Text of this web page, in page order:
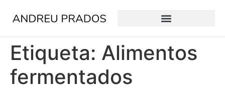
Etiqueta: Alimentos
fermentados